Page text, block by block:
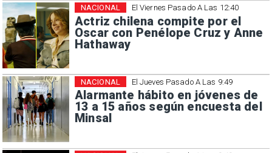
El Viernes Pasado A Las 12:40
Actriz chilena compite por el
Oscar con Penélope Cruz y Anne
Hathaway
NACIONAL
El Jueves Pasado A Las 9:49
Alarmante hábito en jóvenes de
13 a 15 años según encuesta del
Minsal
NACIONAL